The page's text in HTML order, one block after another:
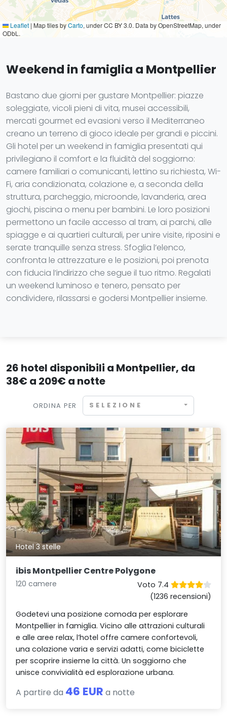
Leaflet | Map tiles byCarto, under CC BY 3.0. Data by OpenStreetMap, under
ODbL.
Weekend in famiglia a Montpellier
Bastano due giorni per gustare Montpellier: piazze
soleggiate, vicoli pieni di vita, musei accessibili,
mercati gourmet ed evasioni verso il Mediterraneo
creano un terreno di gioco ideale per grandi e piccini.
Gli hotel per un weekend in famiglia presentati qui
privilegiano il comfort e la fluidità del soggiorno:
camere familiari o comunicanti, lettino su richiesta, Wi-
Fi, aria condizionata, colazione e, a seconda della
struttura, parcheggio, microonde, lavanderia, area
giochi, piscina o menu per bambini. Le loro posizioni
permettono un facile accesso al tram, ai parchi, alle
spiagge e ai quartieri culturali, per unire visite, riposini e
serate tranquille senza stress. Sfoglia l’elenco,
confronta le attrezzature e le posizioni, poi prenota
con fiducia l’indirizzo che segue il tuo ritmo. Regalati
un weekend luminoso e tenero, pensato per
condividere, rilassarsi e godersi Montpellier insieme.
26 hotel disponibili a Montpellier, da
38€ a 209€ a notte
ORDINA PER SELEZIONE
Hotel 3 stelle
ibis Montpellier Centre Polygone
120 camere
Voto 7.4
(1236 recensioni)
Godetevi una posizione comoda per esplorare
Montpellier in famiglia. Vicino alle attrazioni culturali
e alle aree relax, l’hotel offre camere confortevoli,
una colazione varia e servizi adatti, come biciclette
per scoprire insieme la città. Un soggiorno che
unisce convivialità ed esplorazione urbana.
A partire da 46 EUR a notte